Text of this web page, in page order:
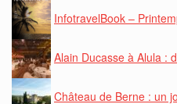
InfotravelBook –
Alain Ducasse à Alula :
Château de Berne : un